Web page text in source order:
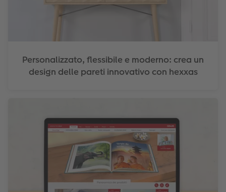
Personalizzato, flessibile e moderno: crea un
design delle pareti innovativo con hexxas